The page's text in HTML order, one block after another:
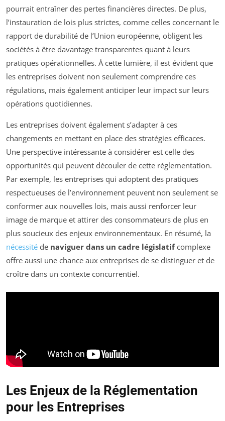
pourrait entraîner des pertes financières directes. De plus,
l’instauration de lois plus strictes, comme celles concernant le
rapport de durabilité de l’Union européenne, obligent les
sociétés à être davantage transparentes quant à leurs
pratiques opérationnelles. À cette lumière, il est évident que
les entreprises doivent non seulement comprendre ces
régulations, mais également anticiper leur impact sur leurs
opérations quotidiennes.
Les entreprises doivent également s’adapter à ces
changements en mettant en place des stratégies efficaces.
Une perspective intéressante à considérer est celle des
opportunités qui peuvent découler de cette réglementation.
Par exemple, les entreprises qui adoptent des pratiques
respectueuses de l’environnement peuvent non seulement se
conformer aux nouvelles lois, mais aussi renforcer leur
image de marque et attirer des consommateurs de plus en
plus soucieux des enjeux environnementaux. En résumé, la
nécessité de naviguer dans un cadre législatifcomplexe
offre aussi une chance aux entreprises de se distinguer et de
croître dans un contexte concurrentiel.
Les Enjeux de la Réglementation
pour les Entreprises